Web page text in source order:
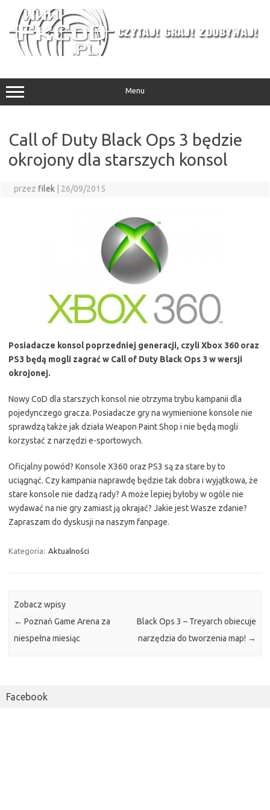
treści
Menu
Call of Duty Black Ops 3 będzie
okrojony dla starszych konsol
przez filek 26/09/2015
Posiadacze konsol poprzedniej generacji, czyli Xbox 360 oraz
PS3 będą mogli zagrać w Call of Duty Black Ops 3 w wersji
okrojonej.
Nowy CoD dla starszych konsol nie otrzyma trybu kampanii dla
pojedynczego gracza. Posiadacze gry na wymienione konsole nie
sprawdzą także jak działa Weapon Paint Shop i nie będą mogli
korzystać z narzędzi e-sportowych.
Oficjalny powód? Konsole X360 oraz PS3 są za stare by to
uciągnąć. Czy kampania naprawdę będzie tak dobra i wyjątkowa, że
stare konsole nie dadzą rady? A może lepiej byłoby w ogóle nie
wydawać na nie gry zamiast ją okrajać? Jakie jest Wasze zdanie?
Zapraszam do dyskusji na naszym fanpage.
Kategoria: Aktualności
Zobacz wpisy
← Poznań Game Arena za
niespełna miesiąc
Black Ops 3 – Treyarch obiecuje
narzędzia do tworzenia map! →
Facebook